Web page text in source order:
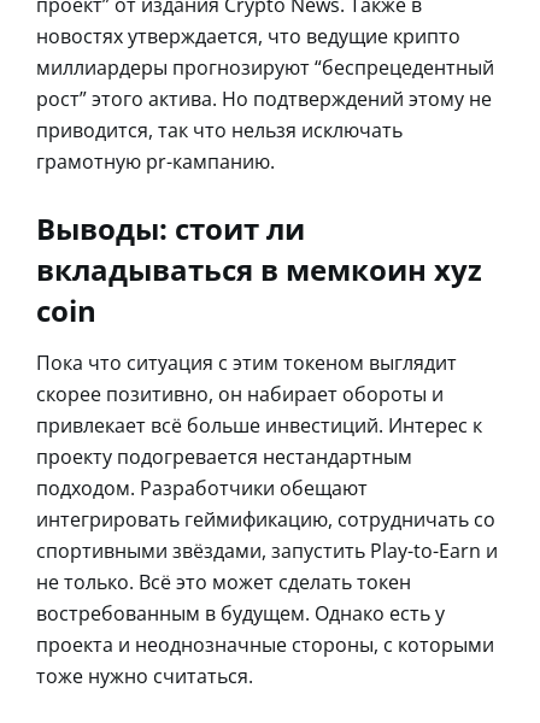
новостях утверждается, что ведущие крипто
миллиардеры прогнозируют “беспрецедентный
рост” этого актива. Но подтверждений этому не
приводится, так что нельзя исключать
грамотную pr-кампанию.
Выводы: стоит ли
вкладываться в мемкоин xyz
coin
Пока что ситуация с этим токеном выглядит
скорее позитивно, он набирает обороты и
привлекает всё больше инвестиций. Интерес к
проекту подогревается нестандартным
подходом. Разработчики обещают
интегрировать геймификацию, сотрудничать со
спортивными звёздами, запустить Play-to-Earn и
не только. Всё это может сделать токен
востребованным в будущем. Однако есть у
проекта и неоднозначные стороны, с которыми
тоже нужно считаться.